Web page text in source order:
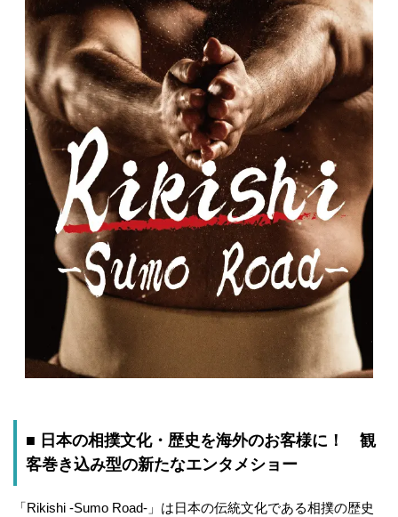
■ 日本の相撲文化・歴史を海外のお客様に！ 観
客巻き込み型の新たなエンタメショー
「Rikishi -Sumo Road-」は日本の伝統文化である相撲の歴史